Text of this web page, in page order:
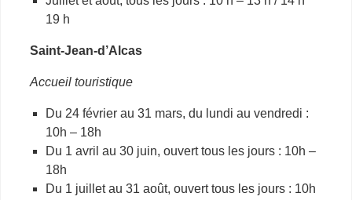
19 h
Saint-Jean-d’Alcas
Accueil touristique
Du 24 février au 31 mars, du lundi au vendredi :
10h – 18h
Du 1 avril au 30 juin, ouvert tous les jours : 10h –
18h
Du 1 juillet au 31 août, ouvert tous les jours : 10h